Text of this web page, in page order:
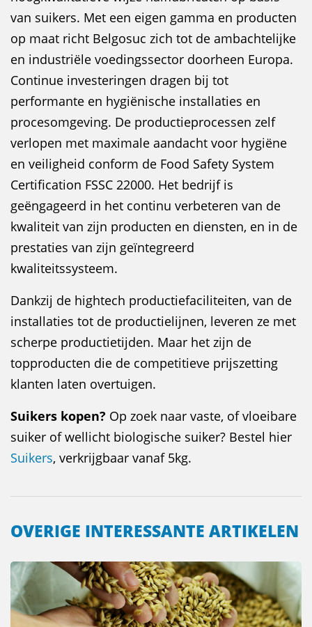
van suikers. Met een eigen gamma en producten
op maat richt Belgosuc zich tot de ambachtelijke
en industriële voedingssector doorheen Europa.
Continue investeringen dragen bij tot
performante en hygiënische installaties en
procesomgeving. De productieprocessen zelf
verlopen met maximale aandacht voor hygiëne
en veiligheid conform de Food Safety System
Certification FSSC 22000. Het bedrijf is
geëngageerd in het continu verbeteren van de
kwaliteit van zijn producten en diensten, en in de
prestaties van zijn geïntegreerd
kwaliteitssysteem.
Dankzij de hightech productiefaciliteiten, van de
installaties tot de productielijnen, leveren ze met
scherpe productietijden. Maar het zijn de
topproducten die de competitieve prijszetting
klanten laten overtuigen.
Suikers kopen? Op zoek naar vaste, of vloeibare
suiker of wellicht biologische suiker? Bestel hier
Suikers, verkrijgbaar vanaf 5kg.
OVERIGE INTERESSANTE ARTIKELEN